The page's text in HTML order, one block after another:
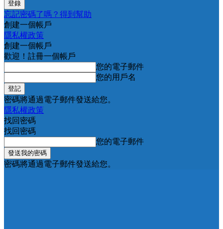
忘記密碼了嗎？得到幫助
創建一個帳戶
隱私權政策
創建一個帳戶
歡迎！註冊一個帳戶
您的電子郵件
您的用戶名
密碼將通過電子郵件發送給您。
隱私權政策
找回密碼
找回密碼
您的電子郵件
密碼將通過電子郵件發送給您。